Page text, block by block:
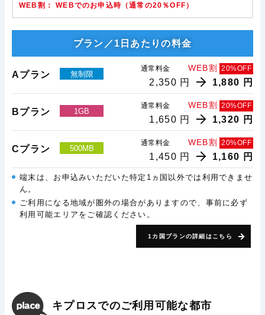
WEB割： WEBでのお申込時（通常の20％OFF）
プラン／1日あたりの料金
Aプラン 無制限
通常料金 WEB割 20%OFF
2,350 円 1,880 円
Bプラン 1GB
通常料金 WEB割 20%OFF
1,650 円 1,320 円
Cプラン 500MB
通常料金 WEB割 20%OFF
1,450 円 1,160 円
端末は、お申込みいただいた特定1ヵ国以外では利用できませ
ん。
ご利用になる地域が圏外の場合がありますので、事前に必ず
利用可能エリアをご確認ください。
1カ国プランの詳細はこちら
キプロスでのご利用可能な都市